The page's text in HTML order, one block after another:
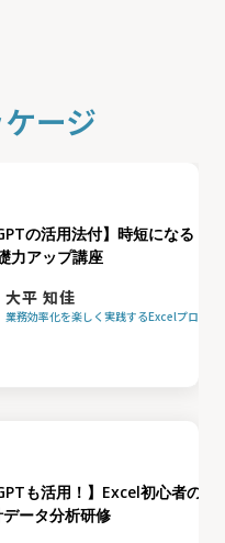
ージ
の活用法付】時短になる
力アップ講座
大平 知佳
業務効率化を楽しく実践するExcelプロフェ
も活用！】Excel初心者のた
ータ分析研修